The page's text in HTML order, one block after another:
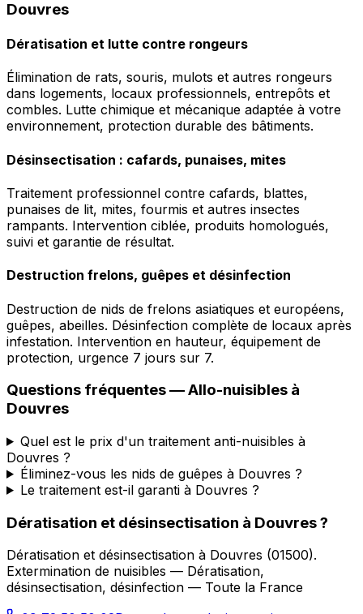
Douvres
Dératisation et lutte contre rongeurs
Élimination de rats, souris, mulots et autres rongeurs
dans logements, locaux professionnels, entrepôts et
combles. Lutte chimique et mécanique adaptée à votre
environnement, protection durable des bâtiments.
Désinsectisation : cafards, punaises, mites
Traitement professionnel contre cafards, blattes,
punaises de lit, mites, fourmis et autres insectes
rampants. Intervention ciblée, produits homologués,
suivi et garantie de résultat.
Destruction frelons, guêpes et désinfection
Destruction de nids de frelons asiatiques et européens,
guêpes, abeilles. Désinfection complète de locaux après
infestation. Intervention en hauteur, équipement de
protection, urgence 7 jours sur 7.
Questions fréquentes —Allo-nuisibles à
Douvres
Quel est le prix d'un traitement anti-nuisibles à
Douvres ?
Éliminez-vous les nids de guêpes à Douvres ?
Le traitement est-il garanti à Douvres ?
Dératisation et désinsectisation à Douvres?
Dératisation et désinsectisation à Douvres (01500).
Extermination de nuisibles — Dératisation,
désinsectisation, désinfection — Toute la France